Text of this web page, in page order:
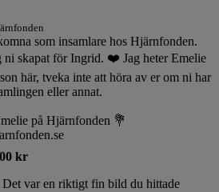
som insamlare hos Hjärnfonden.
skapat för Ingrid. ❤️ Jag heter Emelie
här, tveka inte att höra av er om ni har
eller annat.
på Hjärnfonden 💐
kr
Det var en riktigt fin bild du hittade